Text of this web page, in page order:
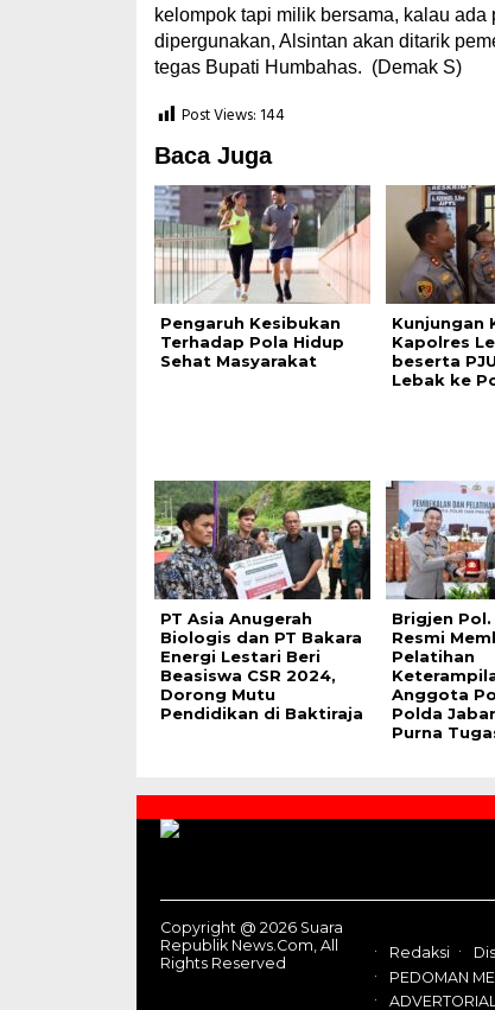
kelompok tapi milik bersama, kalau
dipergunakan, Alsintan akan ditarik
tegas Bupati Humbahas. (Demak S)
Post Views: 144
Baca Juga
Pengaruh Kesibukan
Terhadap Pola Hidup
Sehat Masyarakat
Kunjungan
Kapolres
beserta
Lebak ke
PT Asia Anugerah
Biologis dan PT Bakara
Energi Lestari Beri
Beasiswa CSR 2024,
Dorong Mutu
Pendidikan di Baktiraja
Brigjen
Resmi
Pelatihan
Anggota
Polda
Purna
Copyright @ 2026 Suara
Republik News.Com, All
Rights Reserved
Redaksi
PEDOMAN